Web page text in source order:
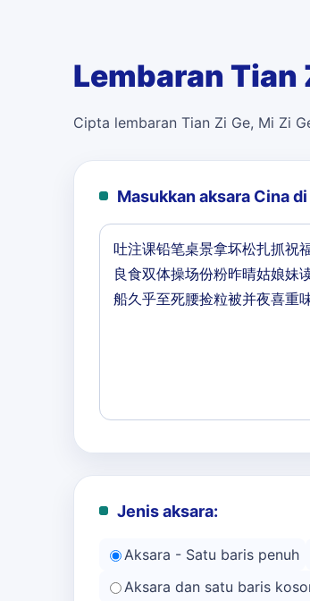
Lembaran Tian
Cipta lembaran Tian Zi Ge, Mi Zi
Masukkan aksara Cina
Jenis aksara:
Aksara - Satu baris penuh
Aksara dan satu baris